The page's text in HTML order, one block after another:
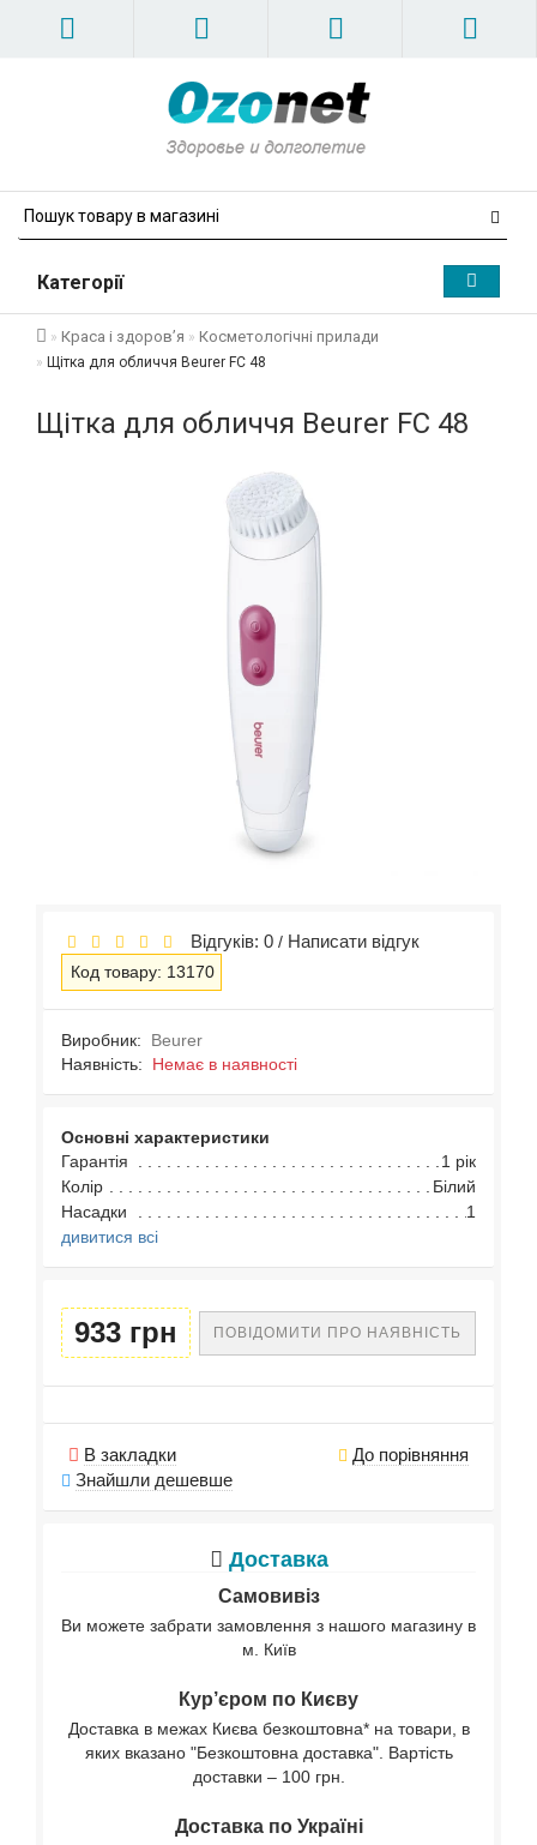
Категорії
Краса і здоров’я Косметологічні прилади
Щітка для обличчя Beurer FC 48
Щітка для обличчя Beurer FC 48
Відгуків: 0 / Написати відгук
Код товару: 13170
Виробник:
Beurer
Наявність: Немає в наявності
Основні характеристики
Гарантія
1 рік
Колір
Білий
Насадки
1
дивитися всі
933 грн ПОВІДОМИТИ ПРО НАЯВНІСТЬ
В закладки
До порівняння
Знайшли дешевше
Доставка
Самовивіз
Ви можете забрати замовлення з нашого магазину в
м. Київ
Кур’єром по Києву
Доставка в межах Києва безкоштовна* на товари, в
яких вказано "Безкоштовна доставка". Вартість
доставки – 100 грн.
Доставка по Україні